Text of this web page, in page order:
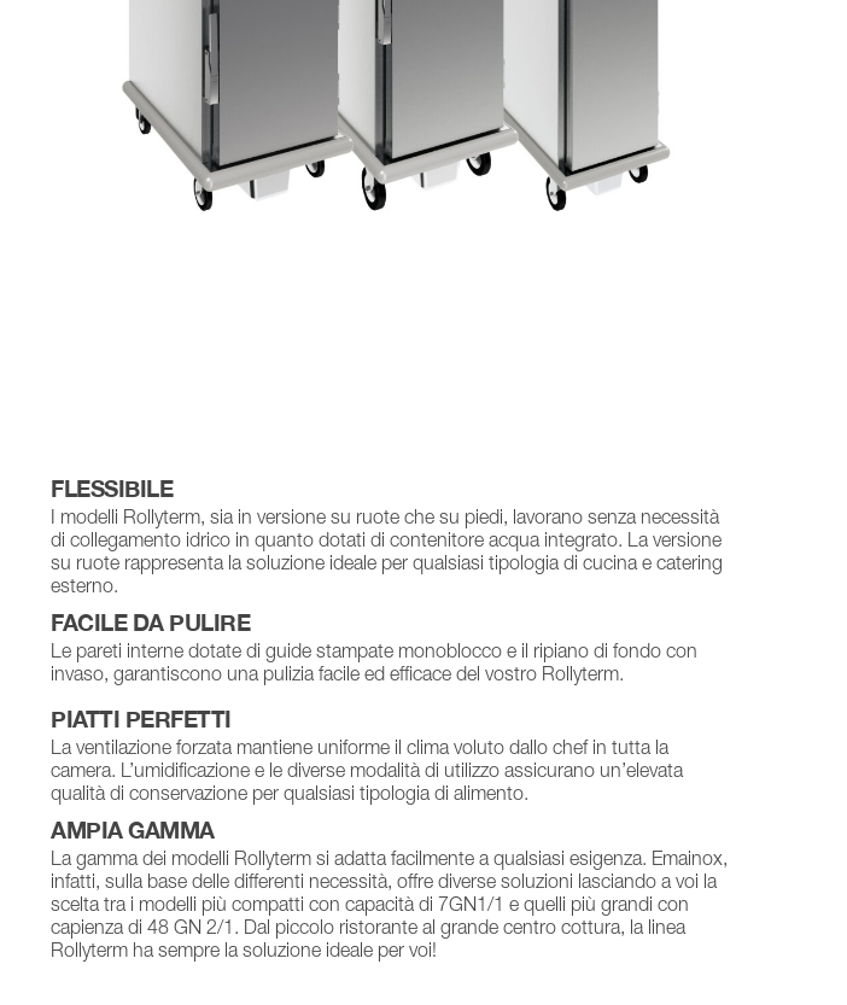
FLESSIBILE
I modelli Rollyterm, sia in versione su ruote che su piedi, lavorano senza necessità
di collegamento idrico in quanto dotati di contenitore acqua integrato. La versione
su ruote rappresenta la soluzione ideale per qualsiasi tipologia di cucina e catering
esterno.
FACILE DA PULIRE
Le pareti interne dotate di guide stampate monoblocco e il ripiano di fondo con
invaso, garantiscono una pulizia facile ed efficace del vostro Rollyterm.
PIATTI PERFETTI
La ventilazione forzata mantiene uniforme il clima voluto dallo chef in tutta la
camera. L’umidificazione e le diverse modalità di utilizzo assicurano un’elevata
qualità di conservazione per qualsiasi tipologia di alimento.
AMPIA GAMMA
La gamma dei modelli Rollyterm si adatta facilmente a qualsiasi esigenza. Emainox,
infatti, sulla base delle differenti necessità, offre diverse soluzioni lasciando a voi la
scelta tra i modelli più compatti con capacità di 7GN1/1 e quelli più grandi con
capienza di 48 GN 2/1. Dal piccolo ristorante al grande centro cottura, la linea
Rollyterm ha sempre la soluzione ideale per voi!